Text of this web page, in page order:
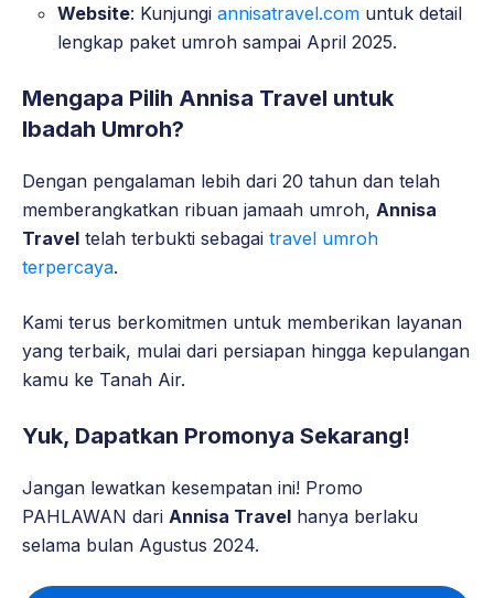
Website: Kunjungi annisatravel.com untuk detail
lengkap paket umroh sampai April 2025.
Mengapa Pilih Annisa Travel untuk
Ibadah Umroh?
Dengan pengalaman lebih dari 20 tahun dan telah
memberangkatkan ribuan jamaah umroh, Annisa
Travel telah terbukti sebagai travel umroh
terpercaya.
Kami terus berkomitmen untuk memberikan layanan
yang terbaik, mulai dari persiapan hingga kepulangan
kamu ke Tanah Air.
Yuk, Dapatkan Promonya Sekarang!
Jangan lewatkan kesempatan ini! Promo
PAHLAWAN dari Annisa Travel hanya berlaku
selama bulan Agustus 2024.